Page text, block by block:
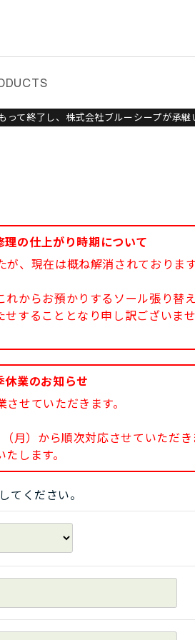
て終了し、株式会社ブルーシープが承継
理の仕上がり時期について
、現在は概ね解消されておりま
からお預かりするソール張り替
することとなり申し訳ございま
休業のお知らせ
せていただきます。
月）から順次対応させていただき
します。
てください。